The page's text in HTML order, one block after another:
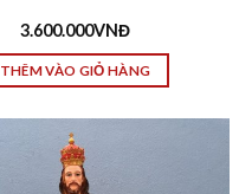
3.600.000VNĐ
THÊM VÀO GIỎ HÀNG